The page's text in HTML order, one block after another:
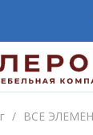
/ ВСЕ